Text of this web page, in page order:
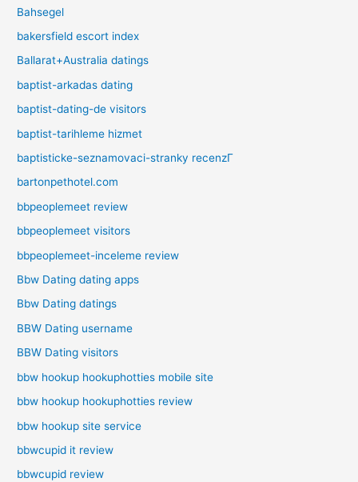
Bahsegel
bakersfield escort index
Ballarat+Australia datings
baptist-arkadas dating
baptist-dating-de visitors
baptist-tarihleme hizmet
baptisticke-seznamovaci-stranky recenzГ­
bartonpethotel.com
bbpeoplemeet review
bbpeoplemeet visitors
bbpeoplemeet-inceleme review
Bbw Dating dating apps
Bbw Dating datings
BBW Dating username
BBW Dating visitors
bbw hookup hookuphotties mobile site
bbw hookup hookuphotties review
bbw hookup site service
bbwcupid it review
bbwcupid review